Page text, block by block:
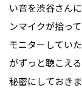
い音を渋谷さん
ンマイクが拾っ
モニターしてい
がずっと聴こえ
秘密にしておき